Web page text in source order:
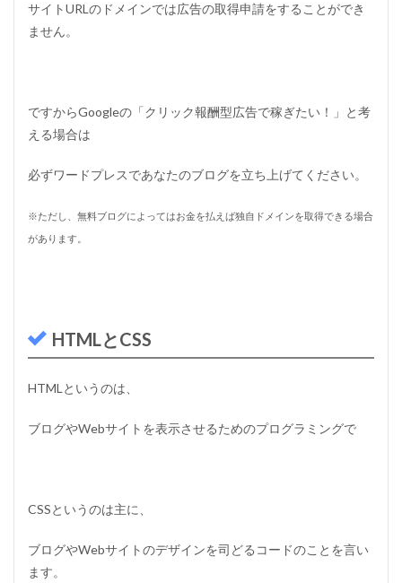
サイトURLのドメインでは広告の取得申請をすることができ
ません。
ですからGoogleの「クリック報酬型広告で稼ぎたい！」と考
える場合は
必ずワードプレスであなたのブログを立ち上げてください。
※ただし、無料ブログによってはお金を払えば独自ドメインを取得できる場合
があります。
HTMLとCSS
HTMLというのは、
ブログやWebサイトを表示させるためのプログラミングで
CSSというのは主に、
ブログやWebサイトのデザインを司どるコードのことを言い
ます。